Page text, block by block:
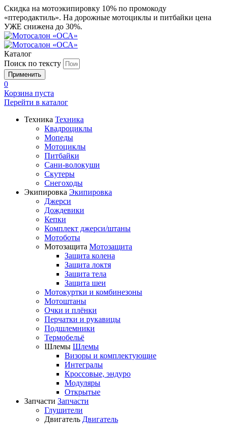
Скидка на мотоэкипировку 10% по промокоду
«птеродактиль». На дорожные мотоциклы и питбайки цена
УЖЕ снижена до 30%.
Каталог
Поиск по тексту
0
Корзина пуста
Перейти в каталог
Техника Техника
Квадроциклы
Мопеды
Мотоциклы
Питбайки
Сани-волокуши
Скутеры
Снегоходы
Экипировка Экипировка
Джерси
Дождевики
Кепки
Комплект джерси/штаны
Мотоботы
Мотозащита Мотозащита
Защита колена
Защита локтя
Защита тела
Защита шеи
Мотокуртки и комбинезоны
Мотоштаны
Очки и плёнки
Перчатки и рукавицы
Подшлемники
Термобельё
Шлемы Шлемы
Визоры и комплектующие
Интегралы
Кроссовые, эндуро
Модуляры
Открытые
Запчасти Запчасти
Глушители
Двигатель Двигатель